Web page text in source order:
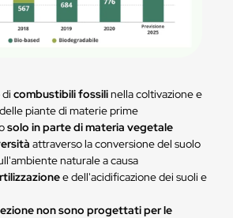
combustibili fossilinella coltivazione e
piante di materie prime
solo in parte di materia vegetale
attraverso la conversione del suolo
naturale a causa
e dell'acidificazione dei suoli e
non sono progettati per le